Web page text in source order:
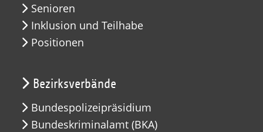
Senioren
Inklusion und Teilhabe
Positionen
Bezirksverbände
Bundespolizeipräsidium
Bundeskriminalamt (BKA)